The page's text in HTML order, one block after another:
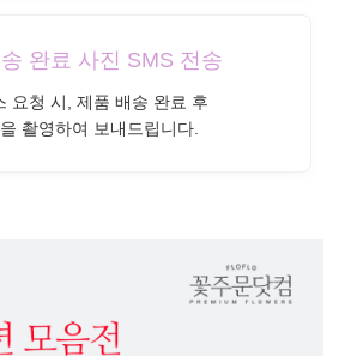
완료 사진 SMS 전송
요청 시, 제품 배송 완료 후
촬영하여 보내드립니다.